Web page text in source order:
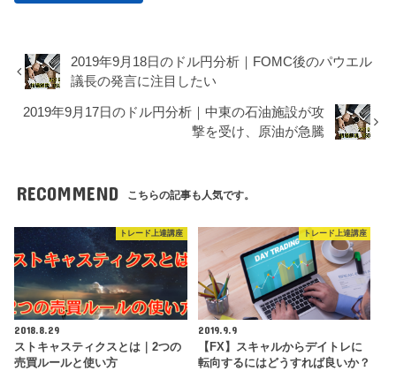
2019年9月18日のドル円分析｜FOMC後のパウエル
議長の発言に注目したい
2019年9月17日のドル円分析｜中東の石油施設が攻
撃を受け、原油が急騰
RECOMMEND こちらの記事も人気です。
トレード上達講座
2018.8.29
ストキャスティクスとは｜2つの
売買ルールと使い方
トレード上達講座
2019.9.9
【FX】スキャルからデイトレに
転向するにはどうすれば良いか？